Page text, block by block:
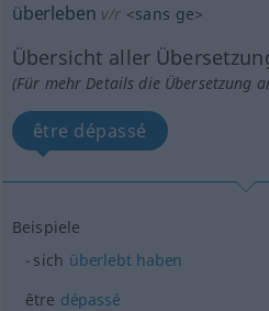
überleben v/r <sans ge>
Übersicht aller
(Für mehr Details die Übersetzung
être dépassé
Beispiele
sich überlebt haben
être dépassé